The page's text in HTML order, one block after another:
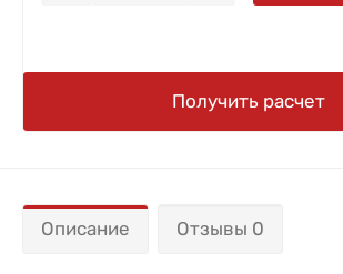
Получить расчет
Описание Отзывы 0